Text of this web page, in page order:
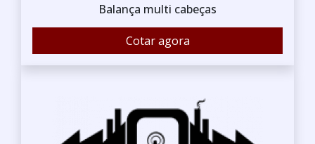
Balança multi cabeças
Cotar agora